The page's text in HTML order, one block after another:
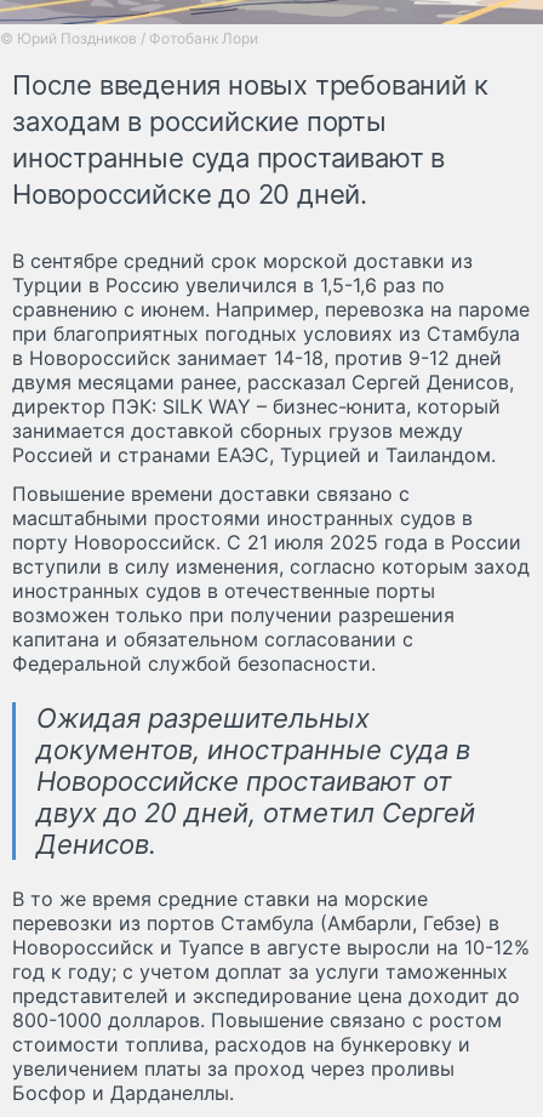
© Юрий Поздников / Фотобанк Лори
После введения новых требований к
заходам в российские порты
иностранные суда простаивают в
Новороссийске до 20 дней.
В сентябре средний срок морской доставки из
Турции в Россию увеличился в 1,5-1,6 раз по
сравнению с июнем. Например, перевозка на пароме
при благоприятных погодных условиях из Стамбула
в Новороссийск занимает 14-18, против 9-12 дней
двумя месяцами ранее, рассказал Сергей Денисов,
директор ПЭК: SILK WAY – бизнес-юнита, который
занимается доставкой сборных грузов между
Россией и странами ЕАЭС, Турцией и Таиландом.
Повышение времени доставки связано с
масштабными простоями иностранных судов в
порту Новороссийск. С 21 июля 2025 года в России
вступили в силу изменения, согласно которым заход
иностранных судов в отечественные порты
возможен только при получении разрешения
капитана и обязательном согласовании с
Федеральной службой безопасности.
Ожидая разрешительных
документов, иностранные суда в
Новороссийске простаивают от
двух до 20 дней, отметил Сергей
Денисов.
В то же время средние ставки на морские
перевозки из портов Стамбула (Амбарли, Гебзе) в
Новороссийск и Туапсе в августе выросли на 10-12%
год к году; с учетом доплат за услуги таможенных
представителей и экспедирование цена доходит до
800-1000 долларов. Повышение связано с ростом
стоимости топлива, расходов на бункеровку и
увеличением платы за проход через проливы
Босфор и Дарданеллы.